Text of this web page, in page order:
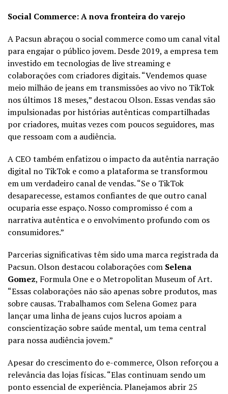
Social Commerce: A nova fronteira do varejo
A Pacsun abraçou o social commerce como um canal vital
para engajar o público jovem. Desde 2019, a empresa tem
investido em tecnologias de live streaming e
colaborações com criadores digitais. “Vendemos quase
meio milhão de jeans em transmissões ao vivo no TikTok
nos últimos 18 meses,” destacou Olson. Essas vendas são
impulsionadas por histórias autênticas compartilhadas
por criadores, muitas vezes com poucos seguidores, mas
que ressoam com a audiência.
A CEO também enfatizou o impacto da autêntia narração
digital no TikTok e como a plataforma se transformou
em um verdadeiro canal de vendas. “Se o TikTok
desaparecesse, estamos confiantes de que outro canal
ocuparia esse espaço. Nosso compromisso é com a
narrativa autêntica e o envolvimento profundo com os
consumidores.”
Parcerias significativas têm sido uma marca registrada da
Pacsun. Olson destacou colaborações com Selena
Gomez, Formula One e o Metropolitan Museum of Art.
“Essas colaborações não são apenas sobre produtos, mas
sobre causas. Trabalhamos com Selena Gomez para
lançar uma linha de jeans cujos lucros apoiam a
conscientização sobre saúde mental, um tema central
para nossa audiência jovem.”
Apesar do crescimento do e-commerce, Olson reforçou a
relevância das lojas físicas. “Elas continuam sendo um
ponto essencial de experiência. Planejamos abrir 25